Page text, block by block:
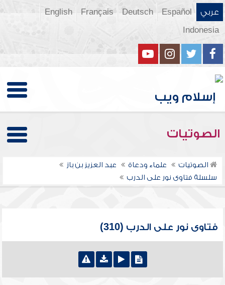
عربي Español
Deutsch
Français
English
Indonesia
الصوتيات
الصوتيات علماء ودعاة
عبد العزيز بن باز
سلسلة فتاوى نور على الدرب
فتاوى نور على الدرب (310)